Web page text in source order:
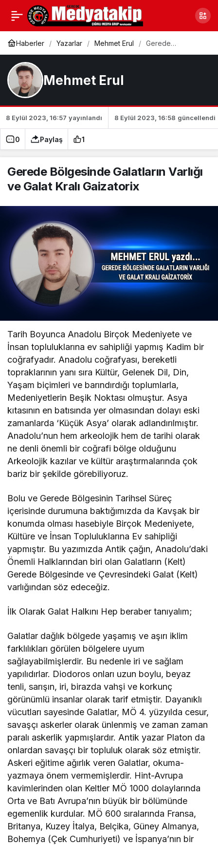
Haberler Yazarlar Mehmet Erul
Gerede
Mehmet Erul
8 Eylül 2023, 16:57 yayınlandı 8 Eylül 2023, 16:58 güncellendi
0 Paylaş 1
Gerede Bölgesinde Galatların Varlığı
ve Galat Kralı Gaizatorix
Tarih Boyunca Anadolu Birçok Medeniyete ve
İnsan topluluklarına ev sahipliği yapmış Kadim bir
coğrafyadır. Anadolu coğrafyası, bereketli
topraklarının yanı sıra Kültür, Gelenek Dil, Din,
Yaşam biçimleri ve barındırdığı toplumlarla,
Medeniyetlerin Beşik Noktası olmuştur. Asya
kıtasının en batısında yer olmasından dolayı eski
zamanlarda ‘Küçük Asya’ olarak adlandırılmıştır.
Anadolu’nun hem arkeolojik hem de tarihi olarak
ne denli önemli bir coğrafi bölge olduğunu
Arkeolojik kazılar ve kültür araştırmalarında çok
bariz bir şekilde görebiliyoruz.
Bolu ve Gerede Bölgesinin Tarihsel Süreç
içerisinde durumuna baktığımızda da Kavşak bir
konumda olması hasebiyle Birçok Medeniyete,
Kültüre ve İnsan Topluluklarına Ev sahipliği
yapmıştır. Bu yazımızda Antik çağın, Anadolu’daki
Önemli Halklarından biri olan Galatların (Kelt)
Gerede Bölgesinde ve Çevresindeki Galat (Kelt)
varlığından söz edeceğiz.
İlk Olarak Galat Halkını Hep beraber tanıyalım;
Galatlar dağlık bölgede yaşamış ve aşırı iklim
farklılıkları görülen bölgelere uyum
sağlayabilmişlerdir. Bu nedenle iri ve sağlam
yapılıdırlar. Diodoros onları uzun boylu, beyaz
tenli, sarışın, iri, birazda vahşi ve korkunç
görünümlü insanlar olarak tarif etmiştir. Dayanıklı
vücutları sayesinde Galatlar, MÖ 4. yüzyılda cesur,
savaşçı askerler olarak ünlenmiş ve zaman zaman
paralı askerlik yapmışlardır. Antik yazar Platon da
onlardan savaşçı bir topluluk olarak söz etmiştir.
Askeri eğitime ağırlık veren Galatlar, okuma-
yazmaya önem vermemişlerdir. Hint-Avrupa
kavimlerinden olan Keltler MÖ 1000 dolaylarında
Orta ve Batı Avrupa’nın büyük bir bölümünde
egemenlik kurdular. MÖ 600 sıralarında Fransa,
Britanya, Kuzey İtalya, Belçika, Güney Almanya,
Bohemya (Çek Cumhuriyeti) ve İspanya’nın bir
Gerede Bölgesinde
Galatların Varlığı ve
Galat Kralı Gaizatorix
0